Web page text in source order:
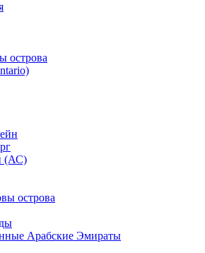
острова
(АС)
острова
Арабские Эмираты